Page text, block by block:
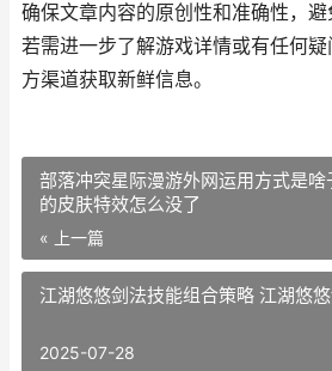
确保文章内容的原创性和准确性，避
若需进一步了解游戏详情或有任何
方渠道获取新鲜信息。
部落冲突星际漫游外网运用方式是
的皮肤特效怎么没了
« 上一篇
江湖悠悠剑法技能组合策略 江湖悠
2025-07-28